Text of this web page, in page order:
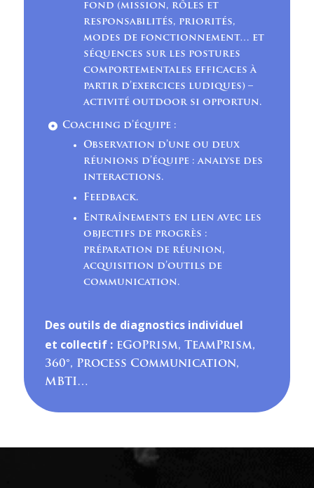
fond (mission, rôles et
responsabilités, priorités,
modes de fonctionnement… et
séquences sur les postures
comportementales efficaces à
partir d’exercices ludiques) –
activité outdoor si opportun.
Coaching d’équipe :
Observation d’une ou deux
réunions d’équipe : analyse des
interactions.
Feedback.
Entraînements en lien avec les
objectifs de progrès :
préparation de réunion,
acquisition d’outils de
communication.
Des outils de diagnostics individuel
et collectif : eGoPrism, TeamPrism,
360°, Process Communication,
MBTI…